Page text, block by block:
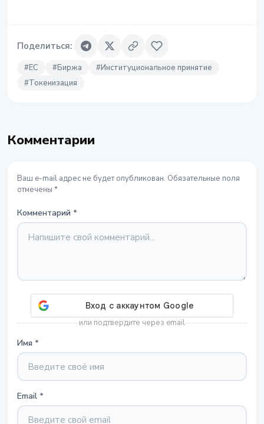
Поделиться:
#ЕС #Биржа #Институциональное принятие
#Токенизация
Комментарии
Ваш e-mail адрес не будет опубликован. Обязательные поля
отмечены *
Комментарий *
или подтвердите через email
Имя *
Email *